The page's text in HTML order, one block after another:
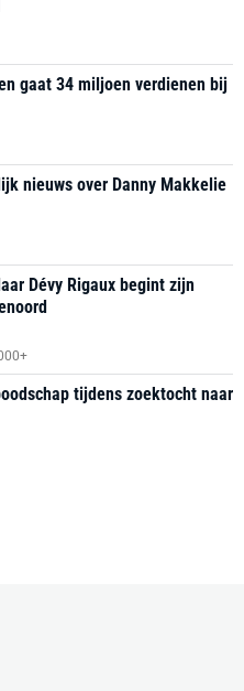
gaat 34 miljoen verdienen bij
nieuws over Danny Makkelie
Dévy Rigaux begint zijn
tijdens zoektocht naar